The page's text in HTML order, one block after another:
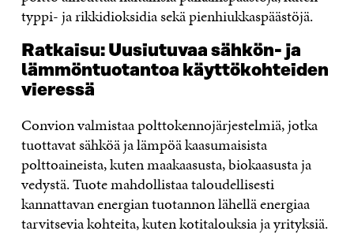
typpi- ja rikkidioksidia sekä pienhiukkaspäästöjä.
Ratkaisu: Uusiutuvaa sähkön- ja
lämmöntuotantoa käyttökohteiden
vieressä
Convion valmistaa polttokennojärjestelmiä, jotka
tuottavat sähköä ja lämpöä kaasumaisista
polttoaineista, kuten maakaasusta, biokaasusta ja
vedystä. Tuote mahdollistaa taloudellisesti
kannattavan energian tuotannon lähellä energiaa
tarvitsevia kohteita, kuten kotitalouksia ja yrityksiä.